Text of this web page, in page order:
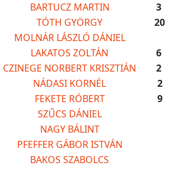
BARTUCZ MARTIN
3
TÓTH GYÖRGY
20
MOLNÁR LÁSZLÓ DÁNIEL
LAKATOS ZOLTÁN
6
CZINEGE NORBERT KRISZTIÁN
2
NÁDASI KORNÉL
2
FEKETE RÓBERT
9
SZŰCS DÁNIEL
NAGY BÁLINT
PFEFFER GÁBOR ISTVÁN
BAKOS SZABOLCS